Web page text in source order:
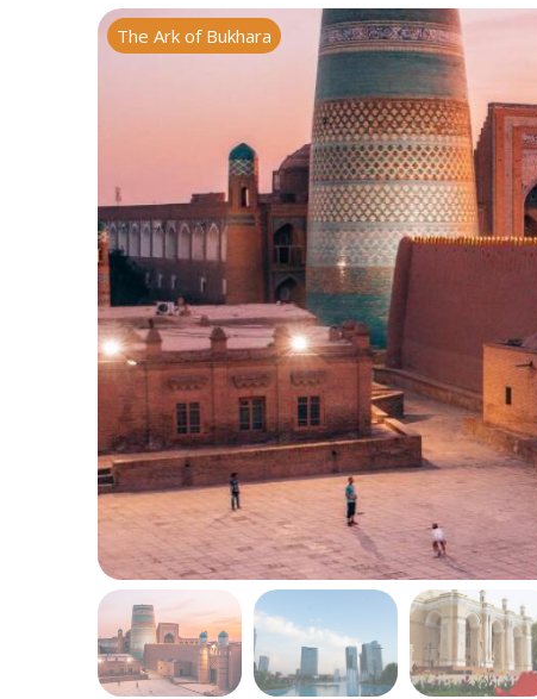
The Ark of Bukhara